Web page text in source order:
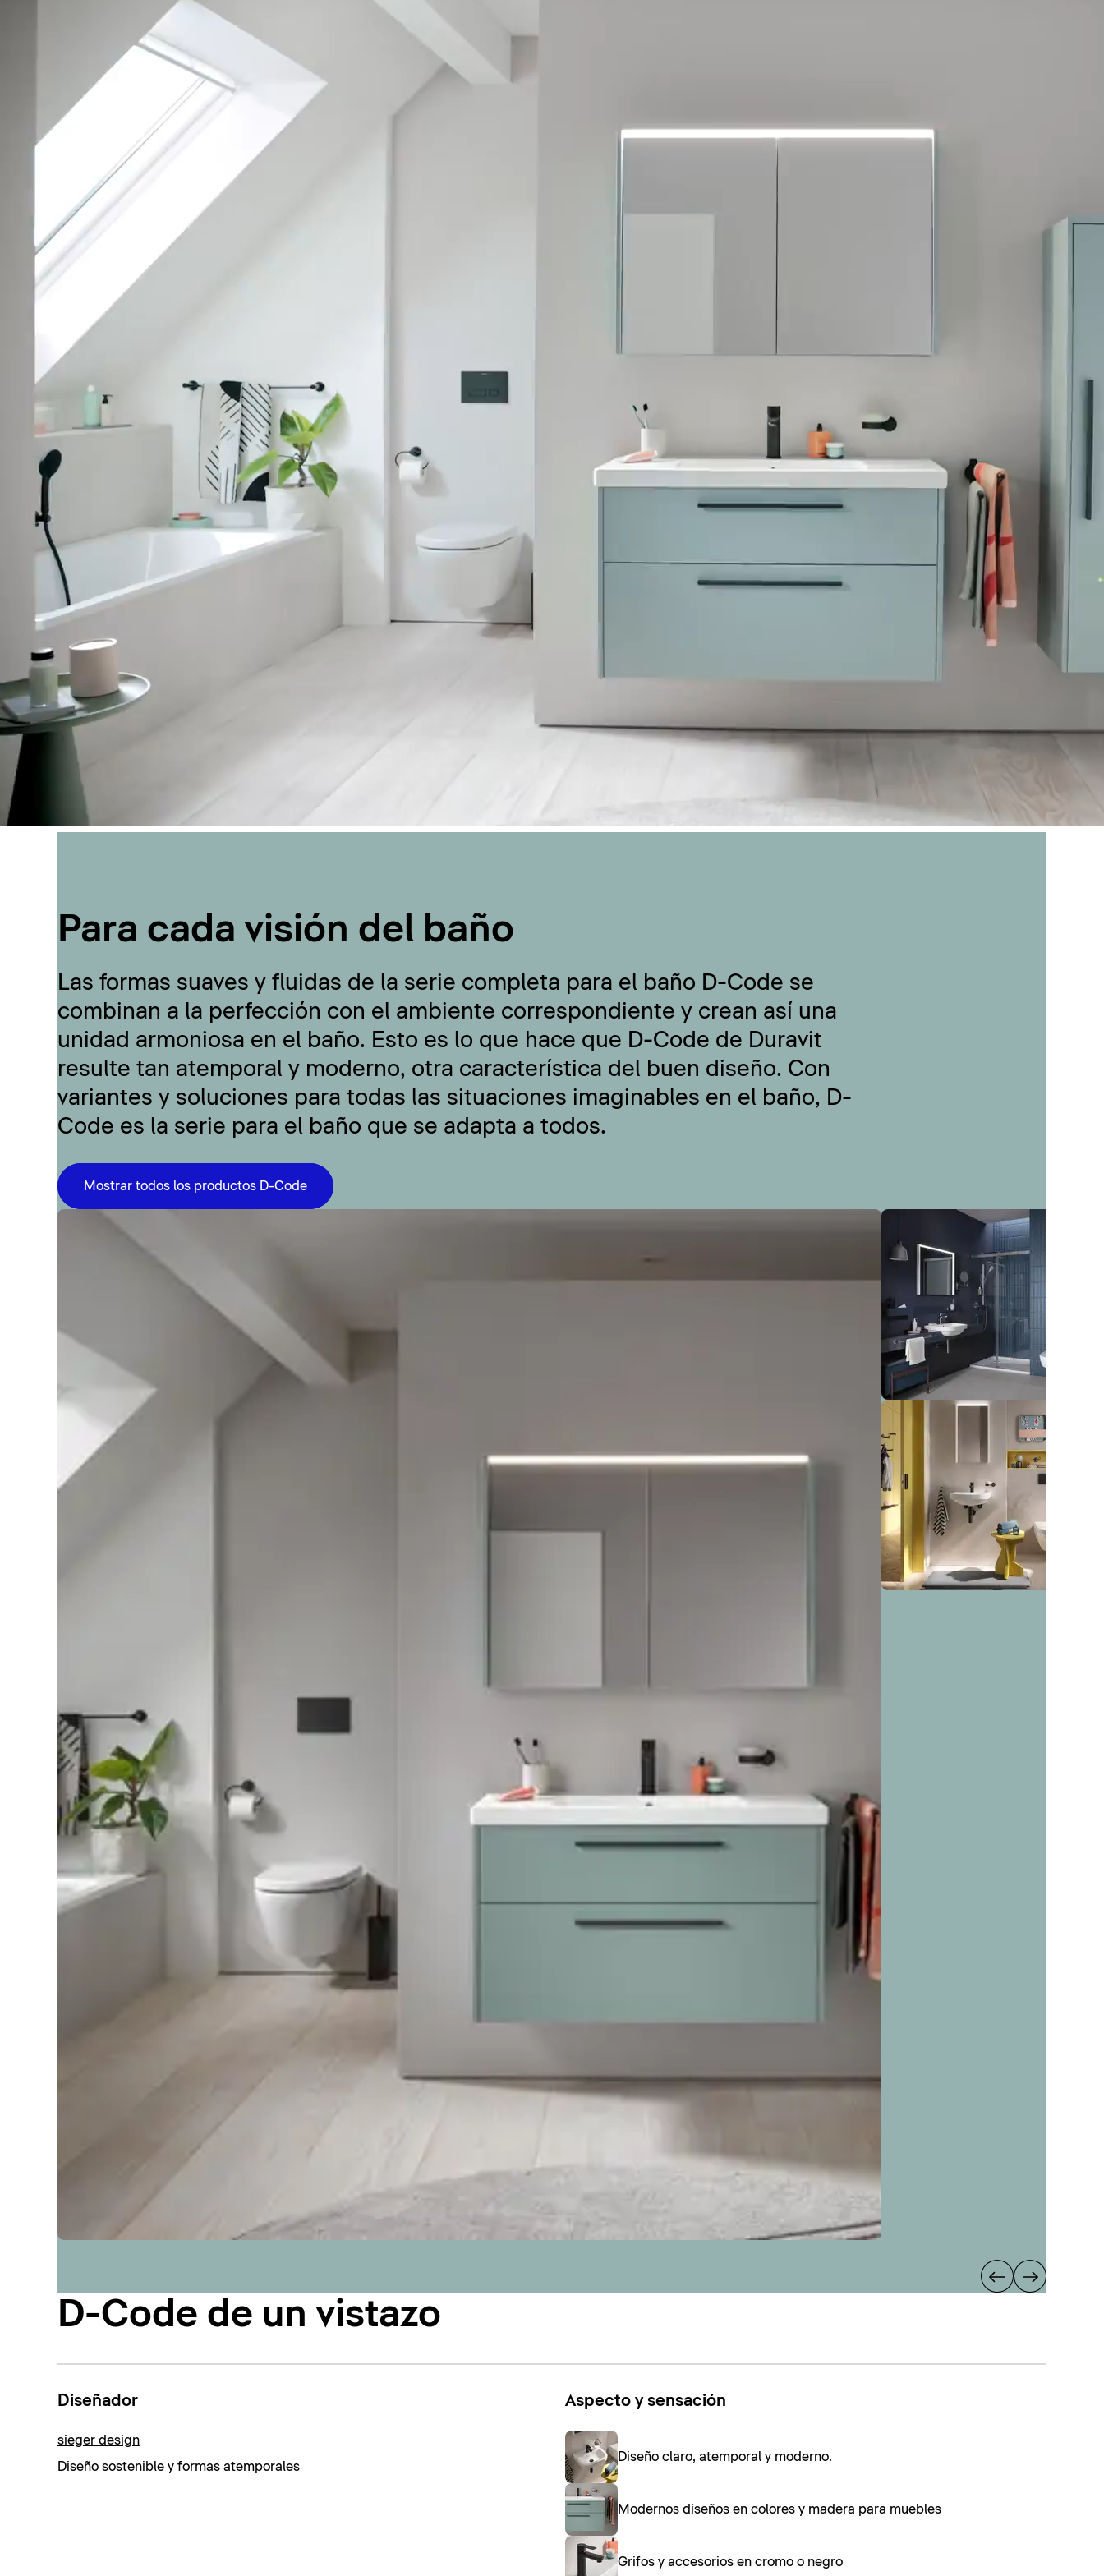
Para cada visión del baño
Las formas suaves y fluidas de la serie completa para el baño D-Code se
combinan a la perfección con el ambiente correspondiente y crean así una
unidad armoniosa en el baño. Esto es lo que hace que D-Code de Duravit
resulte tan atemporal y moderno, otra característica del buen diseño. Con
variantes y soluciones para todas las situaciones imaginables en el baño, D-
Code es la serie para el baño que se adapta a todos.
Mostrar todos los productos D-Code
D-Code de un vistazo
Diseñador
sieger design
Diseño sostenible y formas atemporales
Aspecto y sensación
Diseño claro, atemporal y moderno.
Modernos diseños en colores y madera para muebles
Grifos y accesorios en cromo o negro